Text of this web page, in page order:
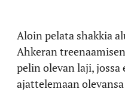
Aloin pelata shakkia
Ahkeran
pelin olevan laji,
ajattelemaan